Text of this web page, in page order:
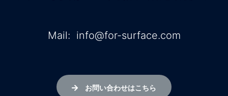
Mail: info@for-surface.com
お問い合わせはこちら